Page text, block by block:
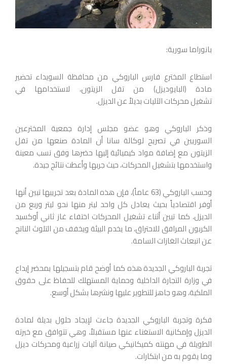
بانوراما سورية:
استطاع المخترع فارس الباروكي من محافظة السويداء تحضير
مادة (البايوديزل) من تفل الزيتون، لاستخدامها في
تشغيل محركات الآليات بديلاً عن الديزل.
وذكر الباروكي وهو عضو مجلس إدارة جمعية المخترعين
السوريين في تصريح لوكالة سانا أن المادة صنعها من تفل
الزيتون مع إضافة مواد كيميائية إليها حضرها وفق نسب معينة
واستخدمها بتشغيل المحركات، حيث جربها وأعطت نتائج جيدة.
وحسب الباروكي (63 عاماً)، فإن هذه المادة بعد تجريبها تبين أنها
أوفر اقتصادياً بحيث يعادل كل واحد ليتر منها نحو ليتر وربع من
الديزل، كما تبين أثناء تشغيل المحركات اختفاء غاز ثاني أوكسيد
الكربون المرافق للاحتراق، ما يخدم البيئة ويخفف من التلوث الناتج
عن انبعاث الغازات السامة.
تجربة الباروكي الجديدة هذه كما أوضح قام بتسجيلها بمحضر إيداع
في وزارة التجارة الداخلية وحماية المستهلك للحفاظ على حقوق
الملكية، وهو جاهز للتطوير عليها ونشرها بشكل أوسع.
فكرة وتجربة الباروكي الجديدة جاءت لإيجاد حلول بديلة لمادة
الديزل وإمكانية الاستغناء عنها مستقبلاً، وهي تتوافق مع خبرته
الطويلة في مهنته كميكانيكي صيانة آليات زراعية ومحركات ديزل
وما يقوم به من ابتكارات.